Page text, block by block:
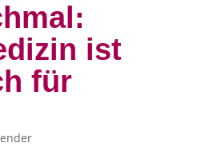
ist
für